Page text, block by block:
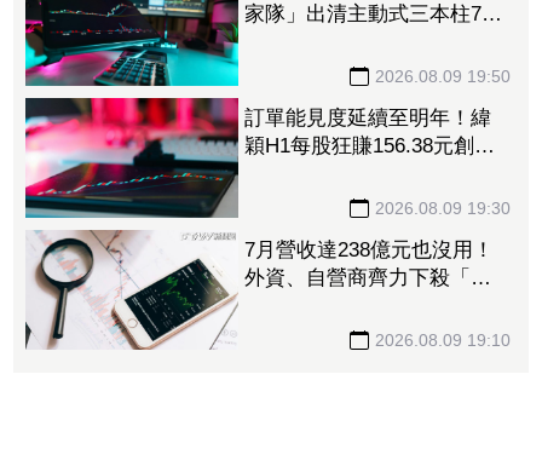
家隊」出清主動式三本柱7萬
2026.08.09 19:50
訂單能見度延續至明年！緯
穎H1每股狂賺156.38元創同
2026.08.09 19:30
7月營收達238億元也沒用！
外資、自營商齊力下殺「這
2026.08.09 19:10